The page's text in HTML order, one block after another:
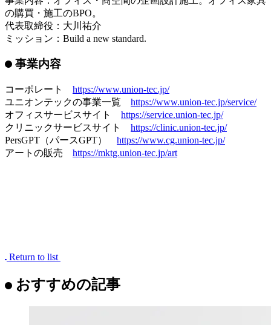
「PersGPT（パースGPT）」を展開。2025年12月に
「UT101」を掲げ、”101人の事業責任者創出”を中期ターゲ
ットに事業展開中。
会社名：ユニオンテック株式会社
設立：2000年6月
資本金：1億円
事業内容：オフィス・商空間の企画設計施工。オフィス家具
の購買・施工のBPO。
代表取締役：大川祐介
ミッション：Build a new standard.
アートの販売